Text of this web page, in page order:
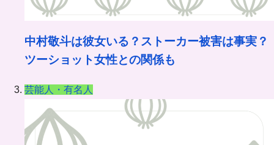
中村敬斗は彼女いる？ストーカー被害は事実？
ツーショット女性との関係も
芸能人・有名人